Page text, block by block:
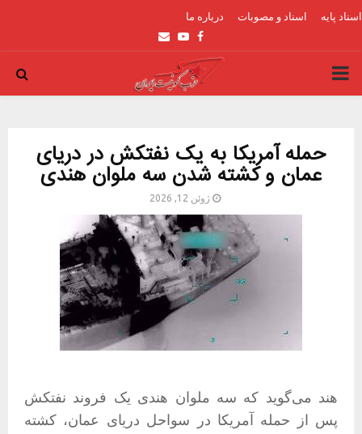
اسناد پایه اسناد و مصوبات درباره ما
Facebook
Youtube
Email
PRIMARY
حمله آمریکا به یک نفتکش در دریای
عمان و کشته شدن سه ملوان هندی
ژوئن 12, 2026
هند می‌گوید که سه ملوان هندی یک فروند نفتکش
پس از حمله آمریکا در سواحل دریای عمان، کشته